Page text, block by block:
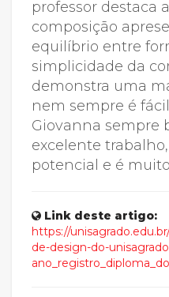
professor destaca
composição
equilíbrio entre
simplicidade da
demonstra uma
nem sempre é
Giovanna sempre
excelente
potencial e é
Link deste artigo:
https://
de-design-do-